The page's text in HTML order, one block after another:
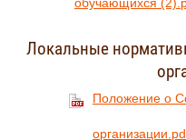
обучающихся
Локальные
Положение о